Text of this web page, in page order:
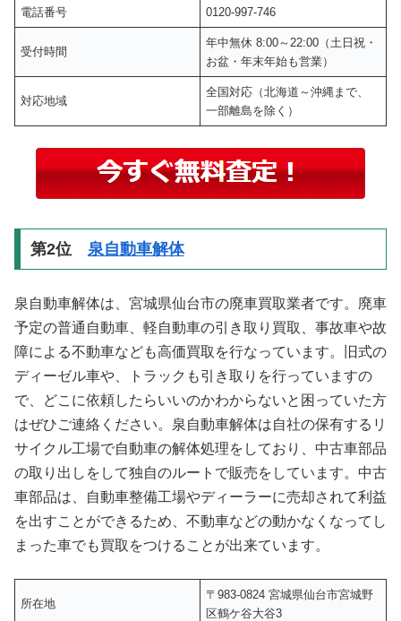
電話番号 0120-997-746
受付時間
年中無休 8:00～22:00（土日祝・
お盆・年末年始も営業）
対応地域
全国対応（北海道～沖縄まで、
一部離島を除く）
第2位 泉自動車解体
泉自動車解体は、宮城県仙台市の廃車買取業者です。廃車
予定の普通自動車、軽自動車の引き取り買取、事故車や故
障による不動車なども高価買取を行なっています。旧式の
ディーゼル車や、トラックも引き取りを行っていますの
で、どこに依頼したらいいのかわからないと困っていた方
はぜひご連絡ください。泉自動車解体は自社の保有するリ
サイクル工場で自動車の解体処理をしており、中古車部品
の取り出しをして独自のルートで販売をしています。中古
車部品は、自動車整備工場やディーラーに売却されて利益
を出すことができるため、不動車などの動かなくなってし
まった車でも買取をつけることが出来ています。
所在地
〒983-0824 宮城県仙台市宮城野
区鶴ケ谷大谷3